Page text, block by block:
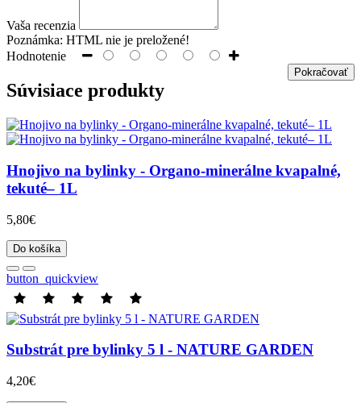
Vaša recenzia
Poznámka: HTML nie je preložené!
Hodnotenie
Pokračovať
Súvisiace produkty
Hnojivo na bylinky - Organo-minerálne kvapalné,
tekuté– 1L
5,80€
Do košíka
button_quickview
Substrát pre bylinky 5 l - NATURE GARDEN
4,20€